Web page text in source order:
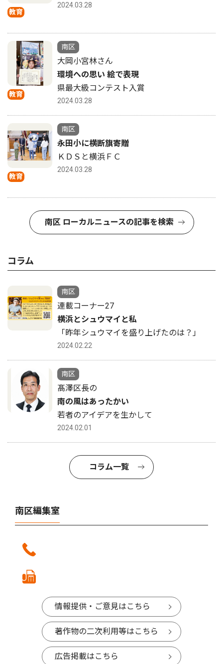
教育
2024.03.28
教育
南区
大岡小宮林さん
環境への思い 絵で表現
県最大級コンテスト入賞
2024.03.28
教育
南区
永田小に横断旗寄贈
ＫＤＳと横浜ＦＣ
2024.03.28
南区 ローカルニュースの記事を検索
コラム
南区
連載コーナー27
横浜とシュウマイと私
「昨年シュウマイを盛り上げたのは？」
2024.02.22
南区
髙澤区長の
南の風はあったかい
若者のアイデアを生かして
2024.02.01
コラム一覧
南区編集室
情報提供・ご意見はこちら
著作物の二次利用等はこちら
広告掲載はこちら